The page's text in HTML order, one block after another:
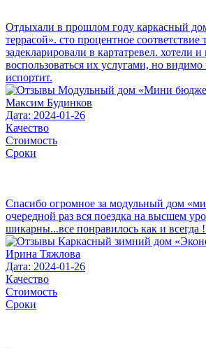
Отдыхали в прошлом году каркасный
террасой». сто процентное соответствие
задекларировали в картатревел. хотели
воспользоваться их услугами, но видимо
испортит.
Максим Будинков
Дата: 2024-01-26
Качество
Стоимость
Сроки
Спасибо огромное за модульный дом
очередной раз вся поездка на высшем
шикарны...все понравилось как и всегда
Ирина Тяжлова
Дата: 2024-01-26
Качество
Стоимость
Сроки